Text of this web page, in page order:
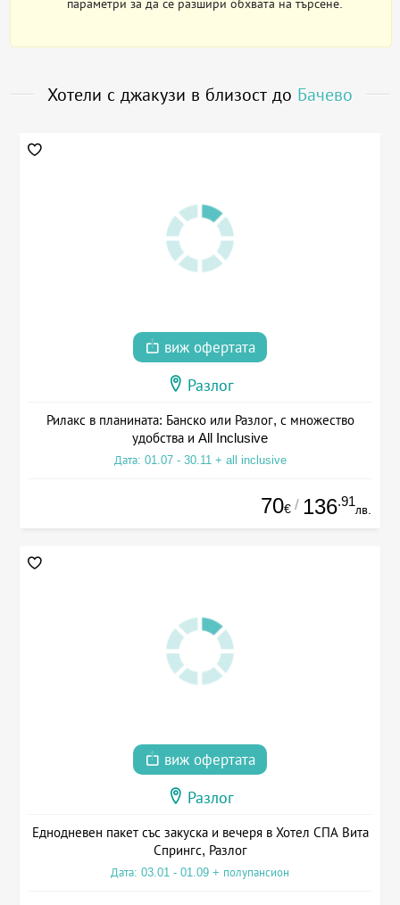
параметри за да се разшири обхвата на търсене.
Хотели с джакузи в близост до Бачево
виж офертата
Разлог
Рилакс в планината: Банско или Разлог, с множество
удобства и All Inclusive
Дата: 01.07 - 30.11 + all inclusive
70€ / 136.91
лв.
виж офертата
Разлог
Еднодневен пакет със закуска и вечеря в Хотел СПА Вита
Спрингс, Разлог
Дата: 03.01 - 01.09 + полупансион